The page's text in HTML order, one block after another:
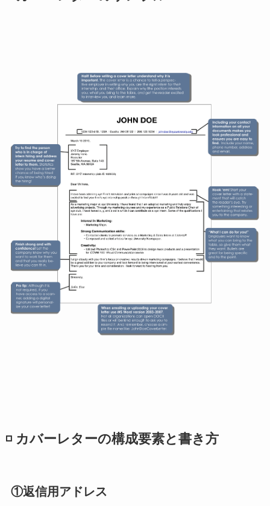
◽️ カバーレターの構成要素と書き方
①返信用アドレス